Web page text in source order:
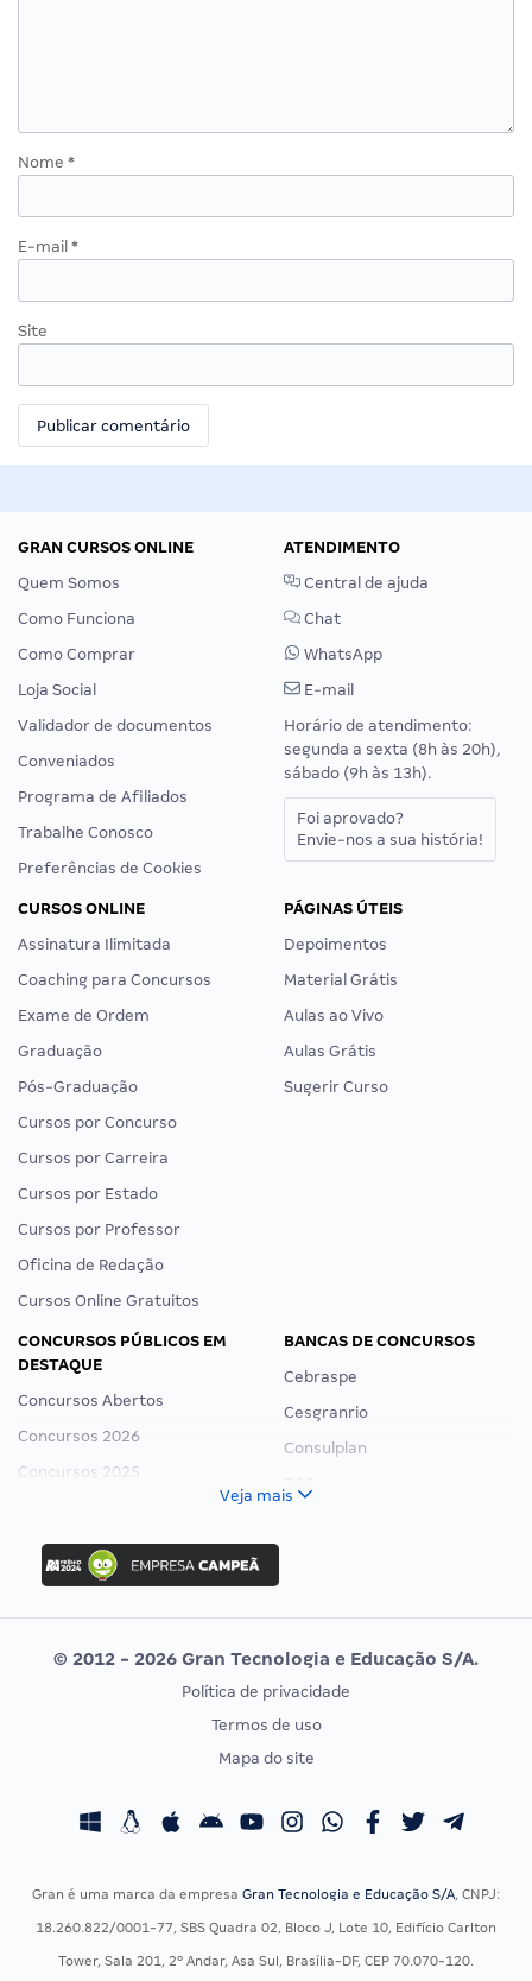
Nome *
E-mail *
Site
GRAN CURSOS ONLINE
Quem Somos
Como Funciona
Como Comprar
Loja Social
Validador de documentos
Conveniados
Programa de Afiliados
Trabalhe Conosco
Preferências de Cookies
ATENDIMENTO
Central de ajuda
Chat
WhatsApp
E-mail
Horário de atendimento:
segunda a sexta (8h às 20h),
sábado (9h às 13h).
Foi aprovado?
Envie-nos a sua história!
CURSOS ONLINE
Assinatura Ilimitada
Coaching para Concursos
Exame de Ordem
Graduação
Pós-Graduação
Cursos por Concurso
Cursos por Carreira
Cursos por Estado
Cursos por Professor
Oficina de Redação
Cursos Online Gratuitos
PÁGINAS ÚTEIS
Depoimentos
Material Grátis
Aulas ao Vivo
Aulas Grátis
Sugerir Curso
CONCURSOS PÚBLICOS EM
DESTAQUE
Concursos Abertos
Concursos 2026
Concursos 2025
Concurso Nacional Unificado
Concurso Ibama
Concurso MPU
Editais publicados
BANCAS DE CONCURSOS
Cebraspe
Cesgranrio
Consulplan
Vunesp
CONCURSOS POR PROFISSÃO
Concursos Fiscais
EXAME DE ORDEM
Calendário OAB
Veja mais
© 2012 - 2026 Gran Tecnologia e Educação S/A.
Política de privacidade
Termos de uso
Mapa do site
Gran é uma marca da empresa Gran Tecnologia e Educação S/A, CNPJ:
18.260.822/0001-77, SBS Quadra 02, Bloco J, Lote 10, Edifício Carlton
Tower, Sala 201, 2º Andar, Asa Sul, Brasília-DF, CEP 70.070-120.